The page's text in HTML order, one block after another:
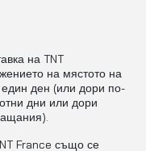
на TNT
на мястото на
ден (или дори по-
дни или дори
France също се